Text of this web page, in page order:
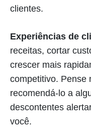
clientes.
Experiências de
receitas, cortar
crescer mais
competitivo. Pense
recomendá-lo a
descontentes
você.